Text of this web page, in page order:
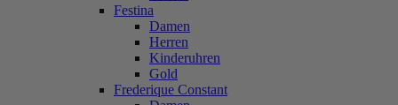
Festina
Damen
Herren
Kinderuhren
Gold
Frederique Constant